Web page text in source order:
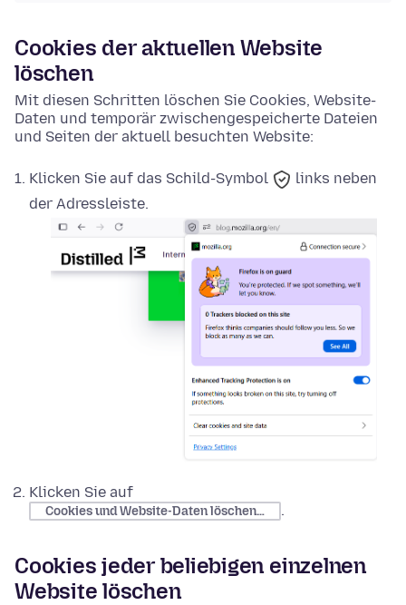
Cookies der aktuellen Website
löschen
Mit diesen Schritten löschen Sie Cookies, Website-
Daten und temporär zwischengespeicherte Dateien
und Seiten der aktuell besuchten Website:
Klicken Sie auf das Schild-Symbol
links neben
der Adressleiste.
Klicken Sie auf
Cookies und Website-Daten löschen… .
Cookies jeder beliebigen einzelnen
Website löschen